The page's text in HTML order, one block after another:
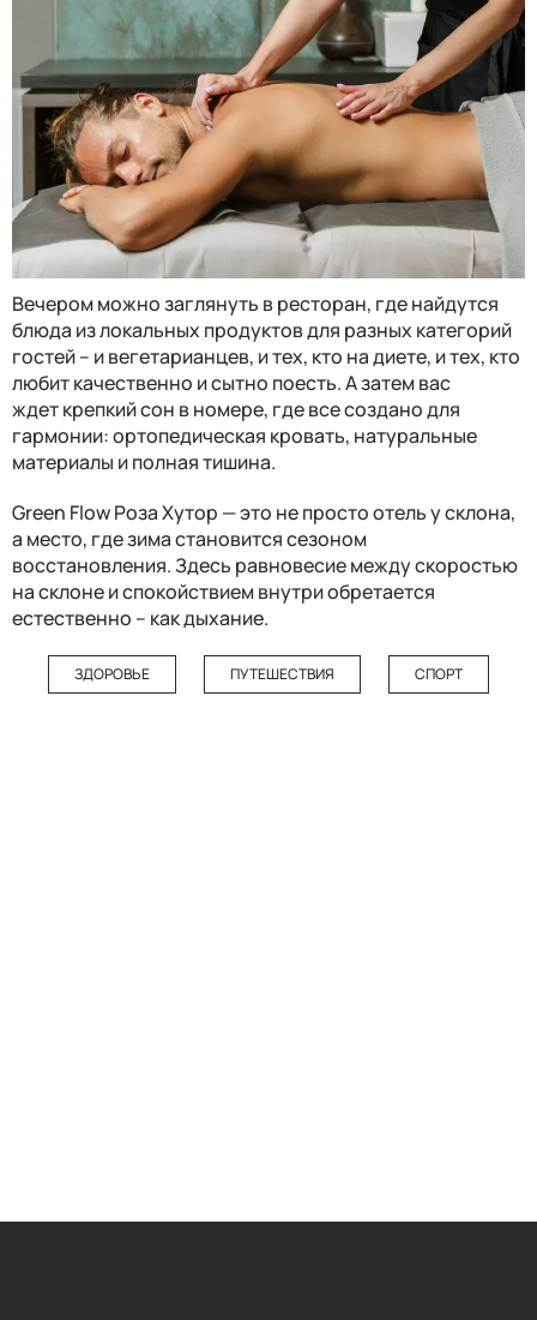
Вечером можно заглянуть в ресторан, где найдутся
блюда из локальных продуктовдля разных категорий
гостей – и вегетарианцев, и тех, кто на диете, и тех, кто
любит качественно и сытно поесть. А затемвас
ждеткрепкий сон в номере, где всесоздано для
гармонии: ортопедическая кровать, натуральные
материалы и полная тишина.
Green FlowРоза Хутор — это не просто отель у склона,
а место, где зима становитсясезоном
восстановления. Здесь равновесие между скоростью
на склоне и спокойствием внутри обретается
естественно – как дыхание.
ЗДОРОВЬЕ ПУТЕШЕСТВИЯ СПОРТ